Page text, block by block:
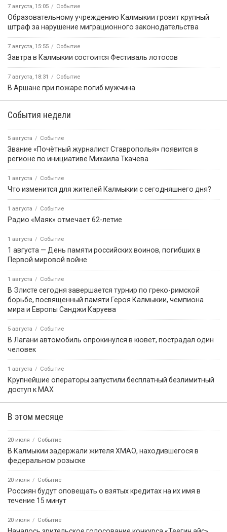
7 августа, 15:05 Событие
Образовательному учреждению Калмыкии грозит крупный
штраф за нарушение миграционного законодательства
7 августа, 15:55 Событие
Завтра в Калмыкии состоится Фестиваль лотосов
7 августа, 18:31 Событие
В Аршане при пожаре погиб мужчина
События недели
5 августа Событие
Звание «Почётный журналист Ставрополья» появится в
регионе по инициативе Михаила Ткачева
1 августа Событие
Что изменится для жителей Калмыкии с сегодняшнего дня?
1 августа Событие
Радио «Маяк» отмечает 62-летие
1 августа Событие
1 августа — День памяти российских воинов, погибших в
Первой мировой войне
1 августа Событие
В Элисте сегодня завершается турнир по греко-римской
борьбе, посвященный памяти Героя Калмыкии, чемпиона
мира и Европы Санджи Каруева
5 августа Событие
В Лагани автомобиль опрокинулся в кювет, пострадал один
человек
1 августа Событие
Крупнейшие операторы запустили бесплатный безлимитный
доступ к MAX
В этом месяце
20 июля Событие
В Калмыкии задержали жителя ХМАО, находившегося в
федеральном розыске
20 июля Событие
Россиян будут оповещать о взятых кредитах на их имя в
течение 15 минут
20 июля Событие